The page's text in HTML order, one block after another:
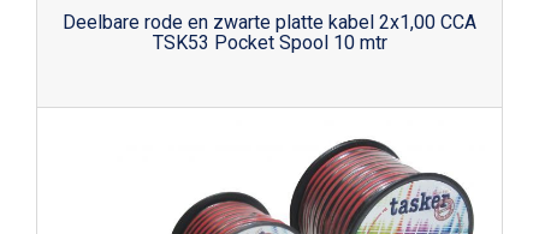
Deelbare rode en zwarte platte kabel 2x1,00 CCA
TSK53 Pocket Spool 10 mtr